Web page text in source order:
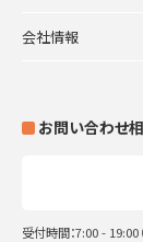
会社情報
お問い合わせ
受付時間：7:00 - 19:00